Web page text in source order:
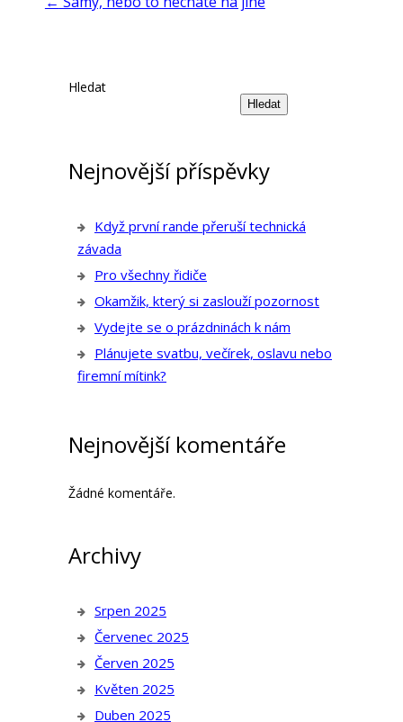
Hledat
Hledat
Nejnovější příspěvky
Když první rande přeruší technická
závada
Pro všechny řidiče
Okamžik, který si zaslouží pozornost
Vydejte se o prázdninách k nám
Plánujete svatbu, večírek, oslavu nebo
firemní mítink?
Nejnovější komentáře
Žádné komentáře.
Archivy
Srpen 2025
Červenec 2025
Červen 2025
Květen 2025
Duben 2025